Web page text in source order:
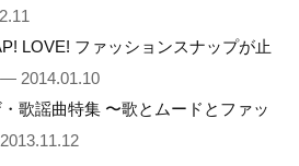
LOVE! ファッションスナップが止
— 2014.01.10
歌謡曲特集 〜歌とムードとファッ